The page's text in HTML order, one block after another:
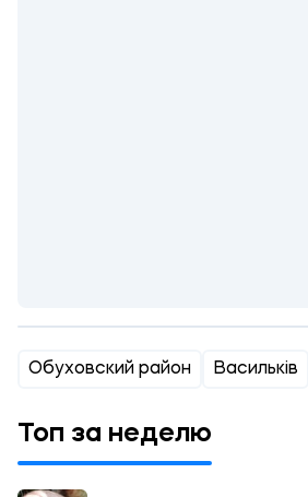
Обуховский район Васильків
Топ за неделю